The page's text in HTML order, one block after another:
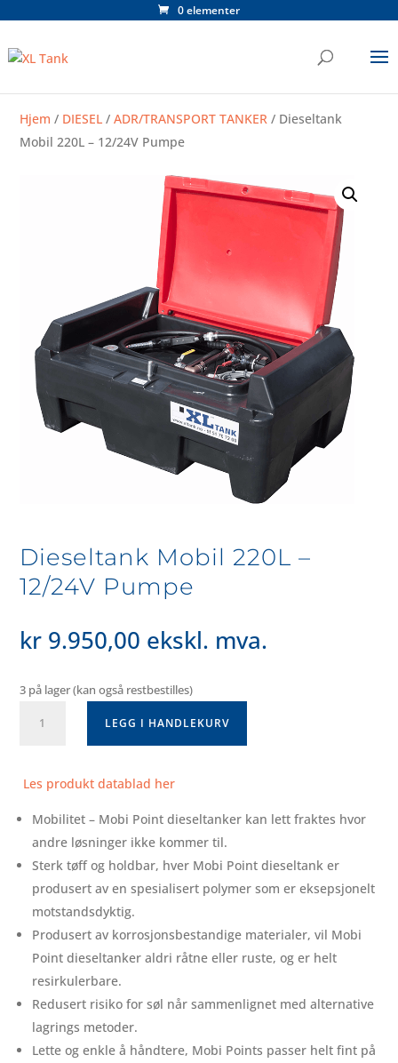
0 elementer
Hjem / DIESEL /ADR/TRANSPORT TANKER / Dieseltank
Mobil 220L – 12/24V Pumpe
Dieseltank Mobil 220L –
12/24V Pumpe
kr 9.950,00 ekskl. mva.
3 på lager (kan også restbestilles)
Pumpe
antall
LEGG I HANDLEKURV
Les produkt datablad her
Mobilitet – Mobi Point dieseltanker kan lett fraktes hvor
andre løsninger ikke kommer til.
Sterk tøff og holdbar, hver Mobi Point dieseltank er
produsert av en spesialisert polymer som er eksepsjonelt
motstandsdyktig.
Produsert av korrosjonsbestandige materialer, vil Mobi
Point dieseltanker aldri råtne eller ruste, og er helt
resirkulerbare.
Redusert risiko for søl når sammenlignet med alternative
lagrings metoder.
Lette og enkle å håndtere, Mobi Points passer helt fint på